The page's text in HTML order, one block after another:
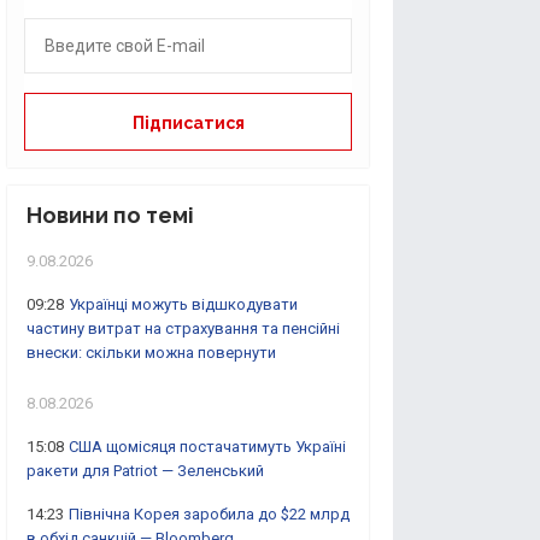
Новини по темі
9.08.2026
09:28 Українці можуть відшкодувати
частину витрат на страхування та пенсійні
внески: скільки можна повернути
8.08.2026
15:08 США щомісяця постачатимуть Україні
ракети для Patriot — Зеленський
14:23 Північна Корея заробила до $22 млрд